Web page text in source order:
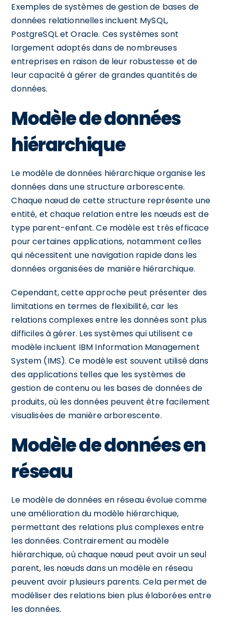
Exemples de systèmes de gestion de bases de
données relationnelles incluent MySQL,
PostgreSQL et Oracle. Ces systèmes sont
largement adoptés dans de nombreuses
entreprises en raison de leur robustesse et de
leur capacité à gérer de grandes quantités de
données.
Modèle de données
hiérarchique
Le modèle de données hiérarchique organise les
données dans une structure arborescente.
Chaque nœud de cette structure représente une
entité, et chaque relation entre les nœuds est de
type parent-enfant. Ce modèle est très efficace
pour certaines applications, notamment celles
qui nécessitent une navigation rapide dans les
données organisées de manière hiérarchique.
Cependant, cette approche peut présenter des
limitations en termes de flexibilité, car les
relations complexes entre les données sont plus
difficiles à gérer. Les systèmes qui utilisent ce
modèle incluent IBM Information Management
System (IMS). Ce modèle est souvent utilisé dans
des applications telles que les systèmes de
gestion de contenu ou les bases de données de
produits, où les données peuvent être facilement
visualisées de manière arborescente.
Modèle de données en
réseau
Le modèle de données en réseau évolue comme
une amélioration du modèle hiérarchique,
permettant des relations plus complexes entre
les données. Contrairement au modèle
hiérarchique, où chaque nœud peut avoir un seul
parent, les nœuds dans un modèle en réseau
peuvent avoir plusieurs parents. Cela permet de
modéliser des relations bien plus élaborées entre
les données.